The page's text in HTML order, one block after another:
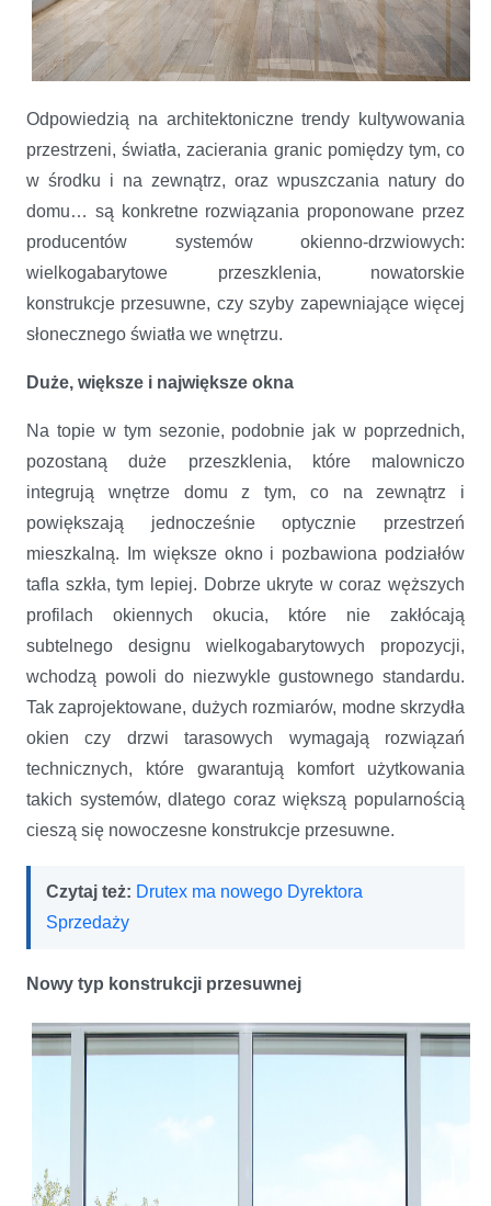
Odpowiedzią na architektoniczne trendy kultywowania
przestrzeni, światła, zacierania granic pomiędzy tym, co
w środku i na zewnątrz, oraz wpuszczania natury do
domu… są konkretne rozwiązania proponowane przez
producentów systemów okienno-drzwiowych:
wielkogabarytowe przeszklenia, nowatorskie
konstrukcje przesuwne, czy szyby zapewniające więcej
słonecznego światła we wnętrzu.
Duże, większe i największe okna
Na topie w tym sezonie, podobnie jak w poprzednich,
pozostaną duże przeszklenia, które malowniczo
integrują wnętrze domu z tym, co na zewnątrz i
powiększają jednocześnie optycznie przestrzeń
mieszkalną. Im większe okno i pozbawiona podziałów
tafla szkła, tym lepiej. Dobrze ukryte w coraz węższych
profilach okiennych okucia, które nie zakłócają
subtelnego designu wielkogabarytowych propozycji,
wchodzą powoli do niezwykle gustownego standardu.
Tak zaprojektowane, dużych rozmiarów, modne skrzydła
okien czy drzwi tarasowych wymagają rozwiązań
technicznych, które gwarantują komfort użytkowania
takich systemów, dlatego coraz większą popularnością
cieszą się nowoczesne konstrukcje przesuwne.
Czytaj też: Drutex ma nowego Dyrektora
Sprzedaży
Nowy typ konstrukcji przesuwnej